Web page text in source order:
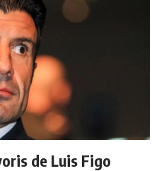
de Luis Figo